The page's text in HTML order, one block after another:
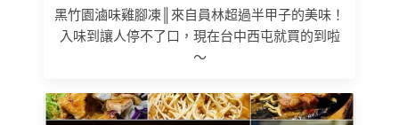
黑竹園滷味雞腳凍║來自員林超過半甲子的美味！
入味到讓人停不了口，現在台中西屯就買的到啦
～